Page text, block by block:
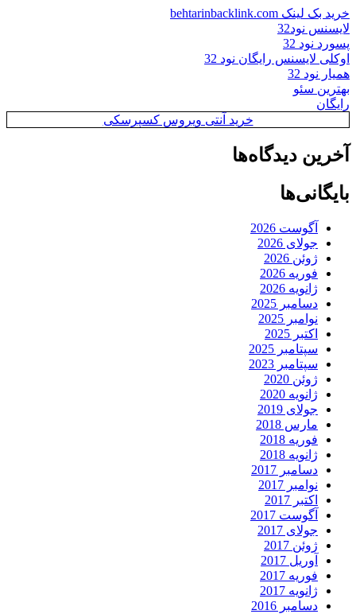
خرید بک لینک behtarinbacklink.com
لایسنس نود32
پسورد نود 32
اوکلی لایسنس رایگان نود 32
همیار نود 32
بهترین سئو
رایگان
خرید آنتی ویروس کسپرسکی
آخرین دیدگاه‌ها
بایگانی‌ها
آگوست 2026
جولای 2026
ژوئن 2026
فوریه 2026
ژانویه 2026
دسامبر 2025
نوامبر 2025
اکتبر 2025
سپتامبر 2025
سپتامبر 2023
ژوئن 2020
ژانویه 2020
جولای 2019
مارس 2018
فوریه 2018
ژانویه 2018
دسامبر 2017
نوامبر 2017
اکتبر 2017
آگوست 2017
جولای 2017
ژوئن 2017
آوریل 2017
فوریه 2017
ژانویه 2017
دسامبر 2016